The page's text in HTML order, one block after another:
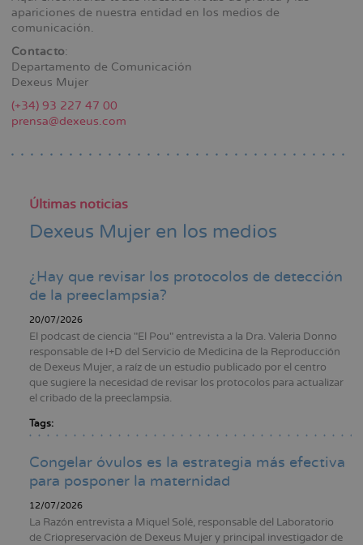
la
navegación
apariciones de nuestra entidad en los medios de
comunicación.
Contacto:
Departamento de Comunicación
Dexeus Mujer
(+34) 93 227 47 00
prensa@dexeus.com
Últimas noticias
Dexeus Mujer en los medios
¿Hay que revisar los protocolos de detección
de la preeclampsia?
20/07/2026
El podcast de ciencia "El Pou" entrevista a la Dra. Valeria Donno
responsable de I+D del Servicio de Medicina de la Reproducción
de Dexeus Mujer, a raíz de un estudio publicado por el centro
que sugiere la necesidad de revisar los protocolos para actualizar
el cribado de la preeclampsia.
Tags:
Congelar óvulos es la estrategia más efectiva
para posponer la maternidad
12/07/2026
La Razón entrevista a Miquel Solé, responsable del Laboratorio
de Criopreservación de Dexeus Mujer y principal investigador de